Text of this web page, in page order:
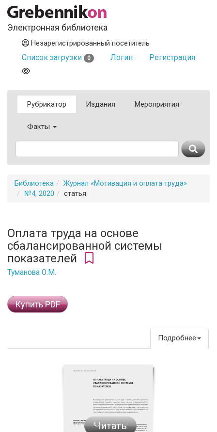
Электронная библиотека
Незарегистрированный посетитель
Список загрузки 0 Логин Регистрация
Рубрикатор Издания Мероприятия
Факты
Библиотека
Журнал «Мотивация и оплата труда»
№4, 2020
статья
Оплата труда на основе
сбалансированной системы
показателей
Туманова О.М.
Купить PDF
Подробнее
Читать